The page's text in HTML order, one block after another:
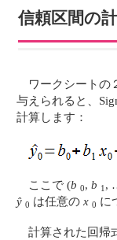
信頼区間の
ワークシートの
与えられると、
計算します：
ここで (b0,b 1,
ŷ0 は任意のx0 に
計算された回帰